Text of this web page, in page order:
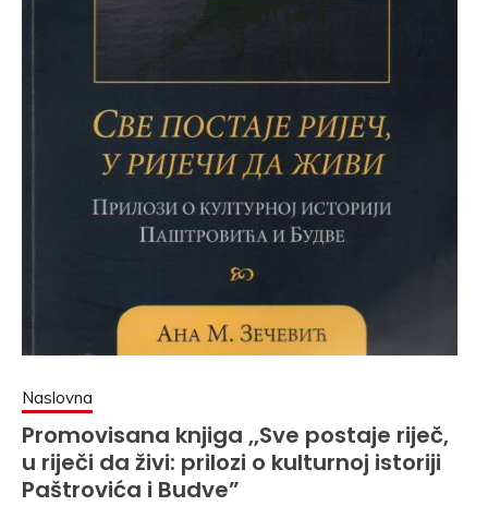
Naslovna
Promovisana knjiga ,,Sve postaje riječ,
u riječi da živi: prilozi o kulturnoj istoriji
Paštrovića i Budve”